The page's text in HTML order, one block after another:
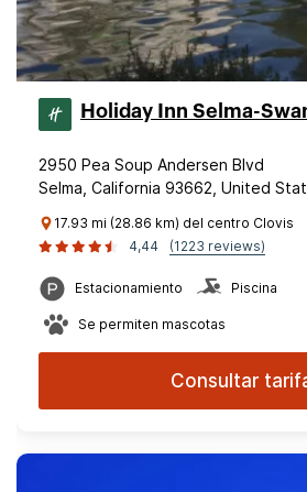
Holiday Inn Selma-
2950 Pea Soup Andersen Blvd
Selma, California 93662, United
17.93 mi (28.86 km) del centro Clovis
4,44
(1223 reviews)
Estacionamiento Piscina
Se permiten mascotas
Consultar